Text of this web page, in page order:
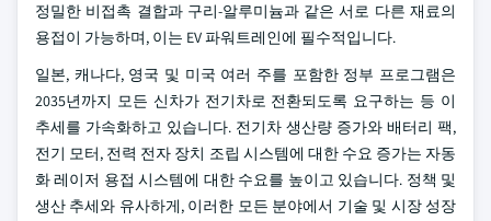
정밀한 비접촉 결합과 구리-알루미늄과 같은 서로 다른 재료의
용접이 가능하며, 이는 EV 파워트레인에 필수적입니다.
일본, 캐나다, 영국 및 미국 여러 주를 포함한 정부 프로그램은
2035년까지 모든 신차가 전기차로 전환되도록 요구하는 등 이
추세를 가속화하고 있습니다. 전기차 생산량 증가와 배터리 팩,
전기 모터, 전력 전자 장치 조립 시스템에 대한 수요 증가는 자동
화 레이저 용접 시스템에 대한 수요를 높이고 있습니다. 정책 및
생산 추세와 유사하게, 이러한 모든 분야에서 기술 및 시장 성장